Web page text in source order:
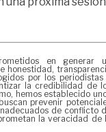
en generar
honestidad,
por los periodistas
la credibilidad de
hemos establecido
prevenir
de conflicto
la veracidad de